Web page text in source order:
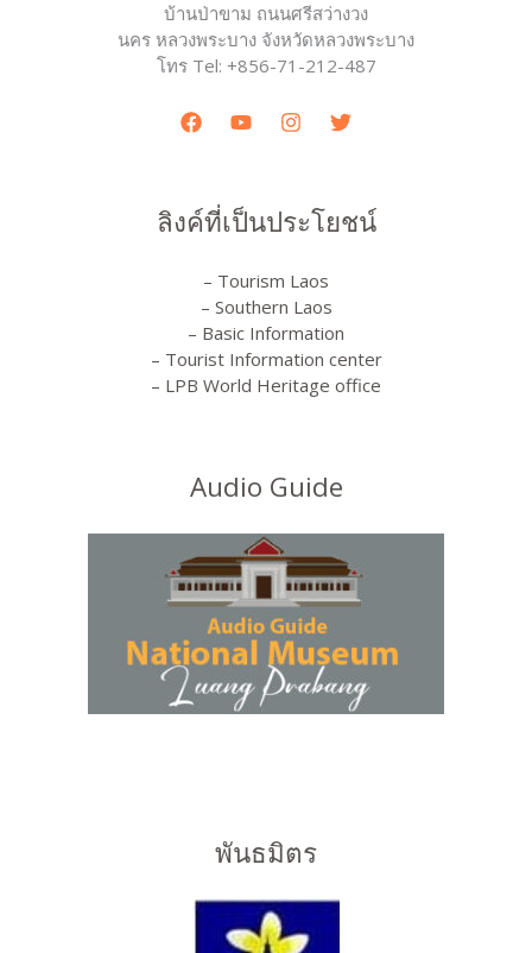
บ้านป่าขาม ถนนศรีสว่างวง
นคร หลวงพระบาง จังหวัดหลวงพระบาง
โทร Tel: +856-71-212-487
ลิงค์ที่เป็นประโยชน์
– Tourism Laos
– Southern Laos
– Basic Information
– Tourist Information center
– LPB World Heritage office
Audio Guide
พันธมิตร